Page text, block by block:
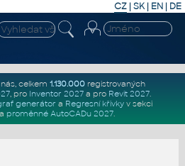
CZ | SK| EN | DE
celkem 1.130.000registrovaných
, pro Inventor 2027a pro Revit 2027.
generátor a Regresní křivkyv sekci
proměnné AutoCADu 2027.